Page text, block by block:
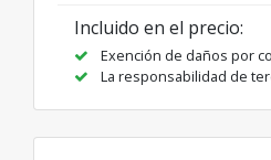
Incluido en el precio:
Exención de daños por
La responsabilidad de